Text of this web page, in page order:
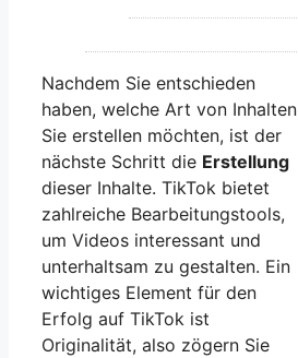
Nachdem Sie entschieden
haben, welche Art von Inhalten
Sie erstellen möchten, ist der
nächste Schritt die Erstellung
dieser Inhalte. TikTok bietet
zahlreiche Bearbeitungstools,
um Videos interessant und
unterhaltsam zu gestalten. Ein
wichtiges Element für den
Erfolg auf TikTok ist
Originalität, also zögern Sie